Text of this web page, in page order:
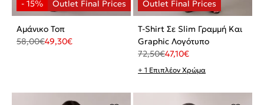
Αμάνικο Τοπ
58,00€49,30€
T-Shirt Σε Slim Γραμμή Και
Graphic Λογότυπο
72,50€47,10€
+ 1 Επιπλέον Χρώμα